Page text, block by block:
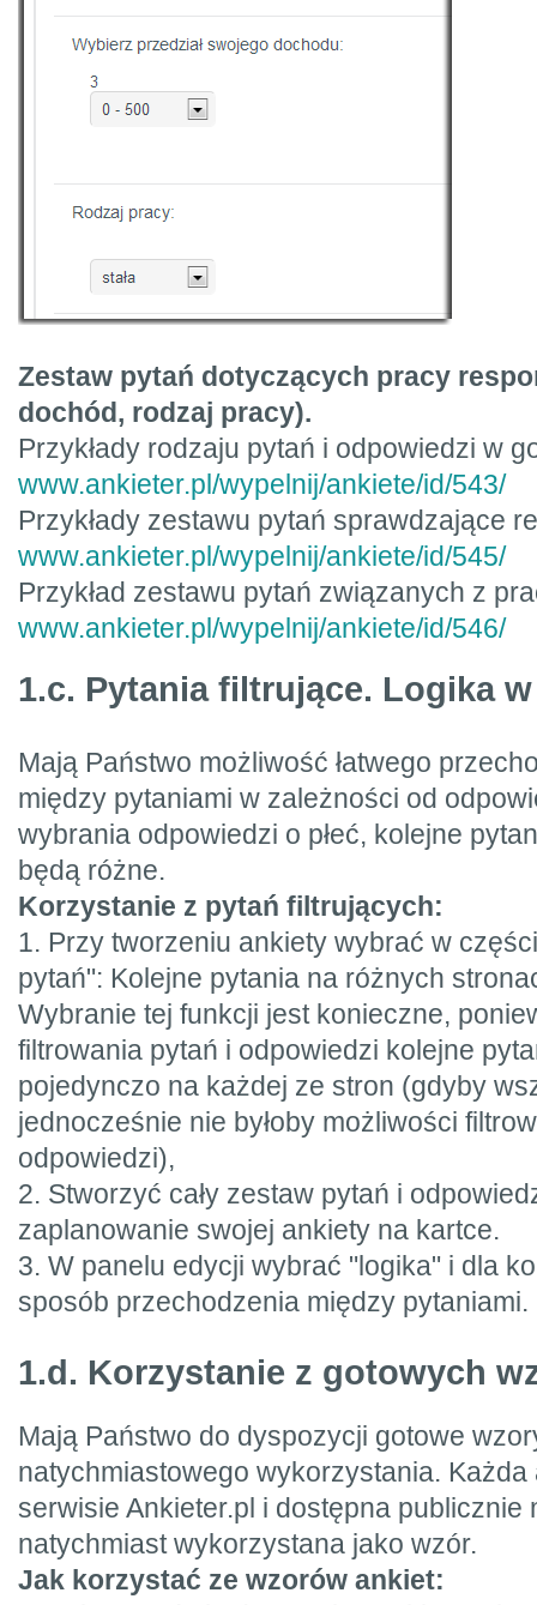
Zestaw pytań dotyczących pracy
dochód, rodzaj pracy).
Przykłady rodzaju pytań i odpowiedzi w
www.ankieter.pl/wypelnij/ankiete/id/543/
Przykłady zestawu pytań sprawdzające
www.ankieter.pl/wypelnij/ankiete/id/545/
Przykład zestawu pytań związanych z
www.ankieter.pl/wypelnij/ankiete/id/546/
1.c. Pytania filtrujące. Logika
Mają Państwo możliwość łatwego
między pytaniami w zależności od
wybrania odpowiedzi o płeć, kolejne
będą różne.
Korzystanie z pytań filtrujących:
1. Przy tworzeniu ankiety wybrać w
pytań": Kolejne pytania na różnych
Wybranie tej funkcji jest konieczne,
filtrowania pytań i odpowiedzi kolejne
pojedynczo na każdej ze stron (gdyby
jednocześnie nie byłoby możliwości
odpowiedzi),
2. Stworzyć cały zestaw pytań i
zaplanowanie swojej ankiety na kartce.
3. W panelu edycji wybrać "logika" i dla
sposób przechodzenia między pytaniami.
1.d. Korzystanie z gotowych
Mają Państwo do dyspozycji gotowe
natychmiastowego wykorzystania.
serwisie Ankieter.pl i dostępna
natychmiast wykorzystana jako wzór.
Jak korzystać ze wzorów ankiet: